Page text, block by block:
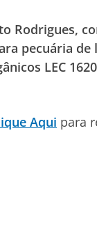
Rodrigues,
pecuária
LEC
Aqui para